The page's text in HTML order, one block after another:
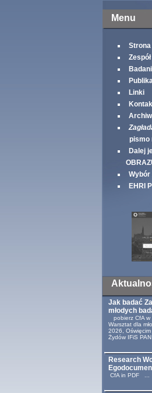
Menu
Strona
Linki
pismo
Dalej
Wybór
EHRI
Jak badać
młodych
pobierz CfA w
Warsztat dla
2026,
Żydów IFiS PAN
Research
CfA in PDF ...